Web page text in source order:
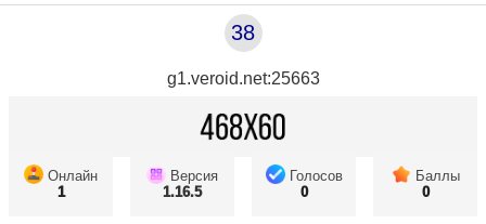
38
g1.veroid.net:25663
Онлайн
1
Версия
1.16.5
Голосов
0
Баллы
0